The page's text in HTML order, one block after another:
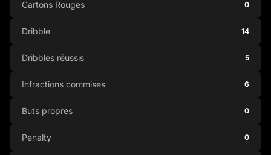
Cartons Rouges 0
Dribble 14
Dribbles réussis 5
Infractions commises 6
Buts propres 0
Penalty 0